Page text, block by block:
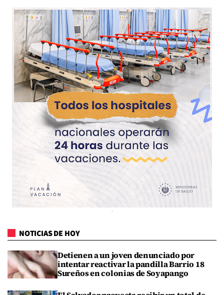
NOTICIAS DE HOY
Detienen a un joven denunciado por
intentar reactivar la pandilla Barrio 18
Sureños en colonias de Soyapango